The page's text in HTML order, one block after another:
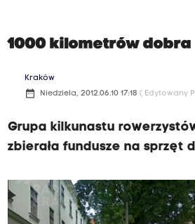
1000 kilometrów dobra
Kraków
date_range Niedziela, 2012.06.10 17:18 ( Edytowany
Grupa kilkunastu
zbierała fundusze na sprzęt